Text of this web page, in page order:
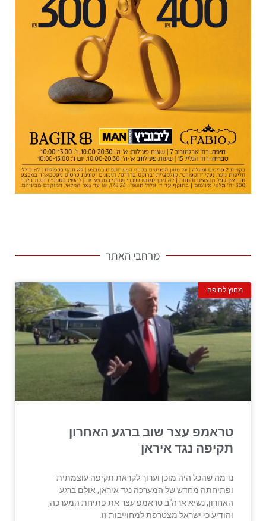
מרחבי האתר
מחוץ לחיפה
טראמפ עצר שוב ברגע האחרון
תקיפה נגד איראן
נדמה שהכל היה מוכן וערוך לקראת תקיפה עוצמתית
ופתיחתה מחדש של המערכה נגד איראן, אולם ברגע
האחרון, נשיא ארה"ב טראמפ עצר את פתיחת המערכה,
והודיע כי ישראל מצטרפת למחוייבות זו.